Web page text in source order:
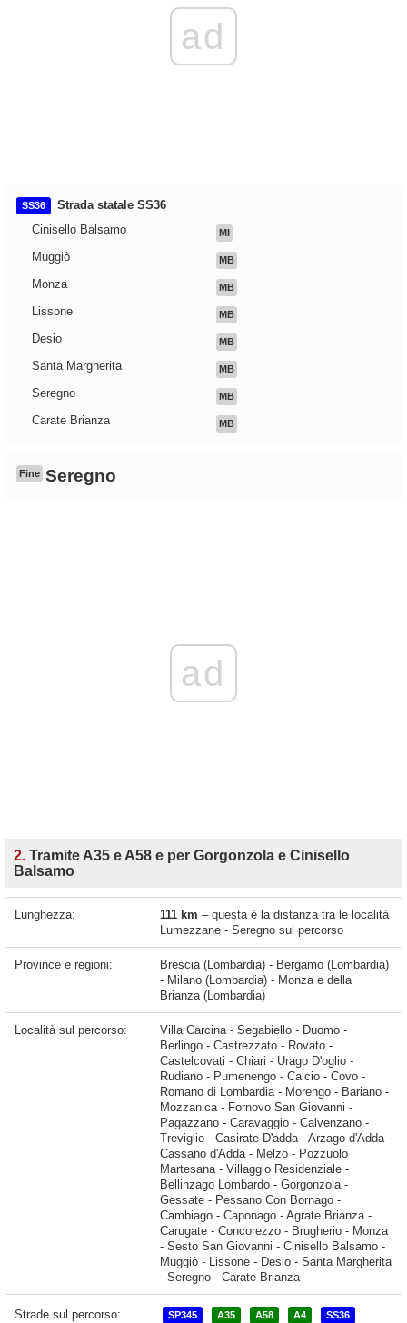
ad
SS36
Strada statale SS36
Cinisello Balsamo
MI
Muggiò MB
Monza MB
Lissone MB
Desio MB
Santa Margherita MB
Seregno MB
Carate Brianza MB
Fine Seregno
ad
2. Tramite A35 e A58 e per Gorgonzola e Cinisello
Balsamo
Lunghezza: 111 km – questa è la distanza tra le località
Lumezzane - Seregno sul percorso
Province e regioni:
Brescia (Lombardia) - Bergamo (Lombardia)
- Milano (Lombardia) - Monza e della
Brianza (Lombardia)
Località sul percorso: Villa Carcina - Segabiello - Duomo - Berlingo - Castrezzato - Rovato - Castelcovati - Chiari - Urago D'oglio - Rudiano - Pumenengo - Calcio - Covo - Romano di Lombardia - Morengo - Bariano - Mozzanica - Fornovo San Giovanni - Pagazzano - Caravaggio - Calvenzano - Treviglio - Casirate D'adda - Arzago d'Adda - Cassano d'Adda - Melzo - Pozzuolo Martesana - Villaggio Residenziale - Bellinzago Lombardo - Gorgonzola - Gessate - Pessano Con Bornago - Cambiago - Caponago - Agrate Brianza - Carugate - Concorezzo
Strade sul percorso: SP345 A35 A58 A4 SS36